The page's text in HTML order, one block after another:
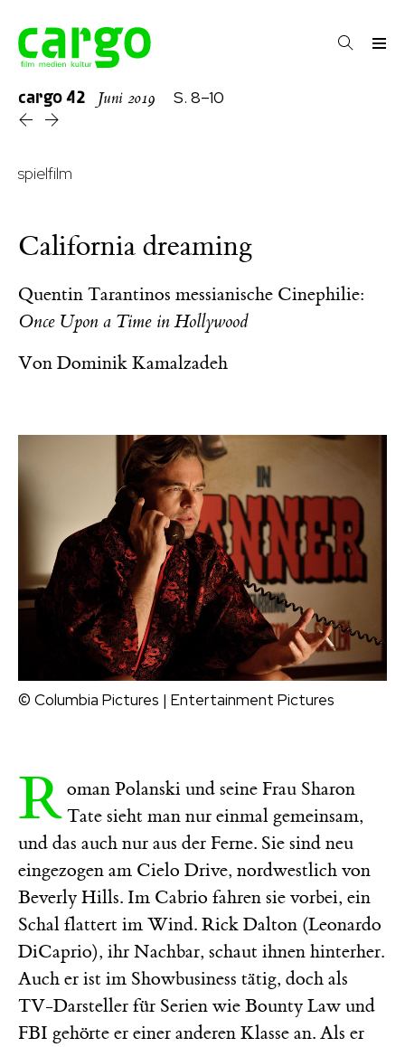
cargo42 Juni 2019 S. 8–10
spielfilm
California dreaming
Quentin Tarantinos messianische Cinephilie:
Once Upon a Time in Hollywood
Von Dominik Kamalzadeh
© Columbia Pictures | Entertainment Pictures
R oman Polanski und seine Frau Sharon
Tate sieht man nur einmal gemeinsam,
und das auch nur aus der Ferne. Sie sind neu
eingezogen am Cielo Drive, nordwestlich von
Beverly Hills. Im Cabrio fahren sie vorbei, ein
Schal flattert im Wind. Rick Dalton (Leonardo
DiCaprio), ihr Nachbar, schaut ihnen hinterher.
Auch er ist im Showbusiness tätig, doch als
TV-Darsteller für Serien wie Bounty Law und
FBI gehörte er einer anderen Klasse an. Als er